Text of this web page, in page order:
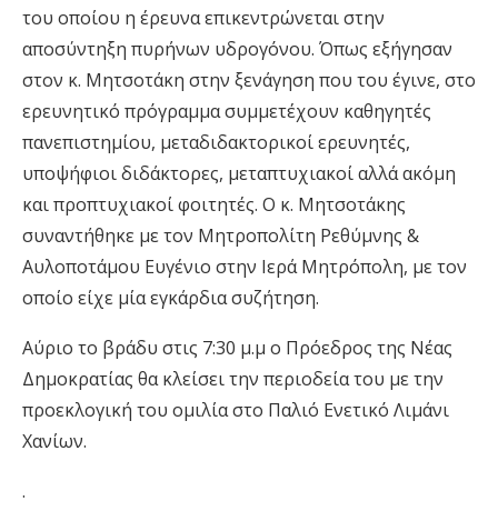
του οποίου η έρευνα επικεντρώνεται στην
αποσύντηξη πυρήνων υδρογόνου. Όπως εξήγησαν
στον κ. Μητσοτάκη στην ξενάγηση που του έγινε, στο
ερευνητικό πρόγραμμα συμμετέχουν καθηγητές
πανεπιστημίου, μεταδιδακτορικοί ερευνητές,
υποψήφιοι διδάκτορες, μεταπτυχιακοί αλλά ακόμη
και προπτυχιακοί φοιτητές. Ο κ. Μητσοτάκης
συναντήθηκε με τον Μητροπολίτη Ρεθύμνης &
Αυλοποτάμου Ευγένιο στην Ιερά Μητρόπολη, με τον
οποίο είχε μία εγκάρδια συζήτηση.
Αύριο το βράδυ στις 7:30 μ.μ ο Πρόεδρος της Νέας
Δημοκρατίας θα κλείσει την περιοδεία του με την
προεκλογική του ομιλία στο Παλιό Ενετικό Λιμάνι
Χανίων.
.